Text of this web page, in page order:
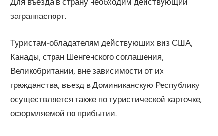
загранпаспорт.
Туристам-обладателям действующих виз США,
Канады, стран Шенгенского соглашения,
Великобритании, вне зависимости от их
гражданства, въезд в Доминиканскую Республику
осуществляется также по туристической карточке,
оформляемой по прибытии.